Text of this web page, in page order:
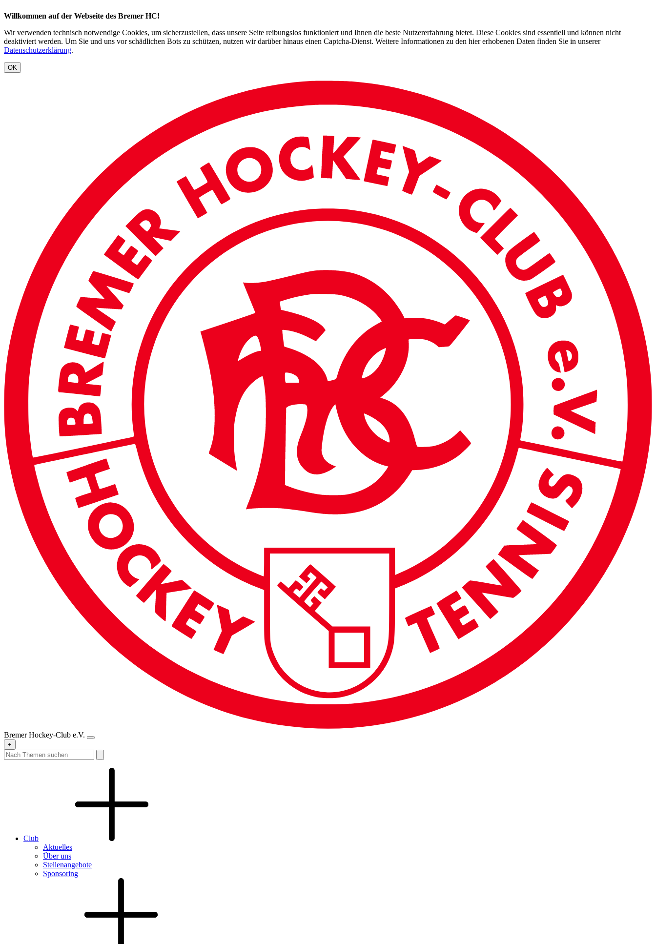
Willkommen auf der Webseite des Bremer HC!
Wir verwenden technisch notwendige Cookies, um sicherzustellen, dass unsere Seite reibungslos funktioniert und Ihnen die beste Nutzererfahrung bietet. Diese Cookies sind essentiell und können nicht
deaktiviert werden. Um Sie und uns vor schädlichen Bots zu schützen, nutzen wir darüber hinaus einen Captcha-Dienst. Weitere Informationen zu den hier erhobenen Daten finden Sie in unserer
Datenschutzerklärung.
OK
Bremer Hockey-Club e.V.
+
Club
Aktuelles
Über uns
Stellenangebote
Sponsoring